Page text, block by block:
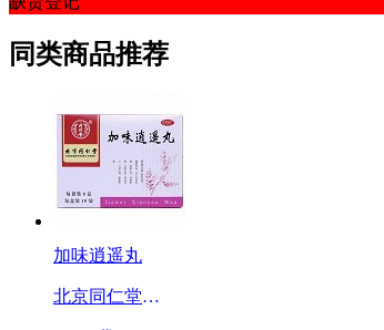
同类商品推荐
加味逍遥丸
北京同仁堂科技发展股份有限公司制药厂